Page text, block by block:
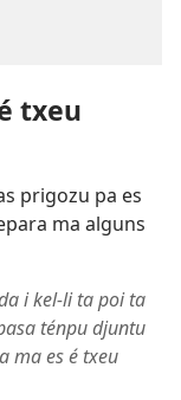
txeu
prigozu pa es
ma alguns
i kel-li ta poi ta
ténpu djuntu
ma es é txeu